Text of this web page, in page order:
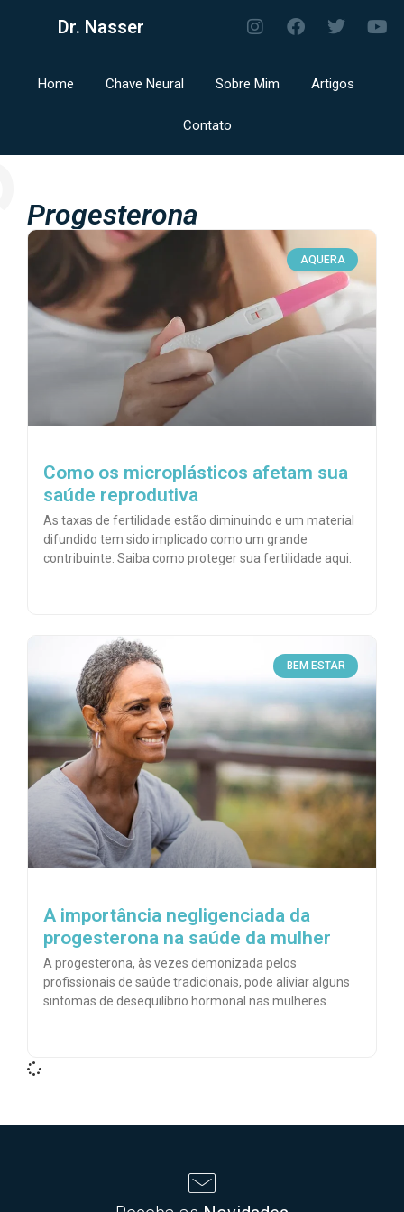
Dr. Nasser
Home Chave Neural Sobre Mim Artigos
Contato
Progesterona
AQUERA
Como os microplásticos afetam sua
saúde reprodutiva
As taxas de fertilidade estão diminuindo e um material
difundido tem sido implicado como um grande
contribuinte. Saiba como proteger sua fertilidade aqui.
BEM ESTAR
A importância negligenciada da
progesterona na saúde da mulher
A progesterona, às vezes demonizada pelos
profissionais de saúde tradicionais, pode aliviar alguns
sintomas de desequilíbrio hormonal nas mulheres.